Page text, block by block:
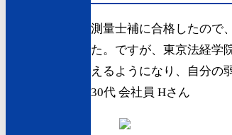
測量士補に合格したので
た。ですが、東京法経学
えるようになり、自分の
30代 会社員 Hさん